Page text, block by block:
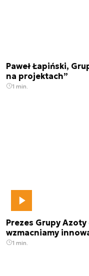
Paweł Łapiński,
na projektach”
1 min.
Prezes Grupy
wzmacniamy
1 min.